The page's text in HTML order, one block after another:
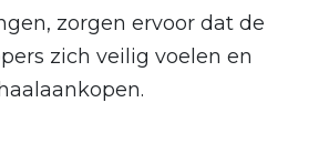
zorgen ervoor dat de
zich veilig voelen en